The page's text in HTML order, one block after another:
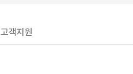
고객지원